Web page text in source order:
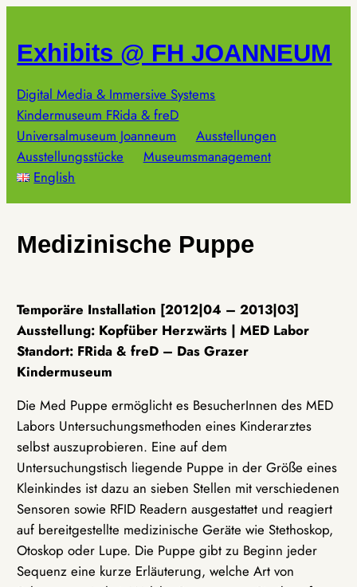
springen
Exhibits @ FH JOANNEUM
Digital Media & Immersive Systems
Kindermuseum FRida & freD
Universalmuseum Joanneum
Ausstellungen
Ausstellungsstücke
Museumsmanagement
English
Medizinische Puppe
Temporäre Installation [2012|04 – 2013|03]
Ausstellung: Kopfüber Herzwärts | MED Labor
Standort: FRida & freD – Das Grazer
Kindermuseum
Die Med Puppe ermöglicht es BesucherInnen des MED
Labors Untersuchungsmethoden eines Kinderarztes
selbst auszuprobieren. Eine auf dem
Untersuchungstisch liegende Puppe in der Größe eines
Kleinkindes ist dazu an sieben Stellen mit verschiedenen
Sensoren sowie RFID Readern ausgestattet und reagiert
auf bereitgestellte medizinische Geräte wie Stethoskop,
Otoskop oder Lupe. Die Puppe gibt zu Beginn jeder
Sequenz eine kurze Erläuterung, welche Art von